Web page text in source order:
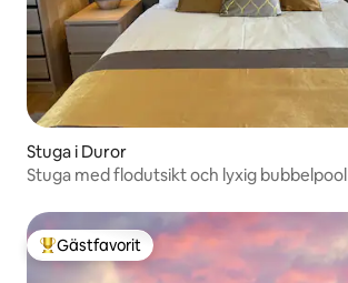
Stuga i Duror
Stuga med flodutsikt och lyxig bubbelpool
Populär gästfavorit
Gästfavorit